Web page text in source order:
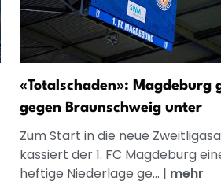
«Totalschaden»: Magdeburg
gegen Braunschweig unter
Zum Start in die neue
kassiert der 1. FC Magdeburg
heftige Niederlage ge... | mehr